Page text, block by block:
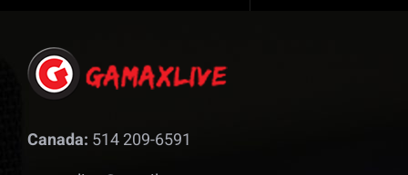
Canada: 514 209-6591